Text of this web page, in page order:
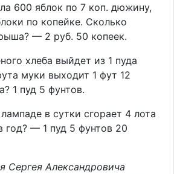
600 яблок по 7 коп. дюжину,
по копейке. Сколько
— 2 руб. 50 копеек.
хлеба выйдет из 1 пуда
муки выходит 1 фут 12
1 пуд 5 фунтов.
в сутки сгорает 4 лота
год? — 1 пуд 5 фунтов 20
Сергея Александровича